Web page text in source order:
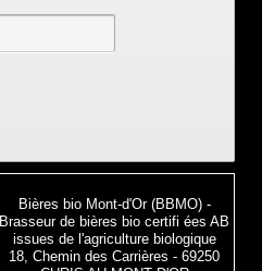
Bières bio Mont-d'Or (BBMO) -
Brasseur de bières bio certifi ées AB
issues de l'agriculture biologique
18, Chemin des Carrières - 69250